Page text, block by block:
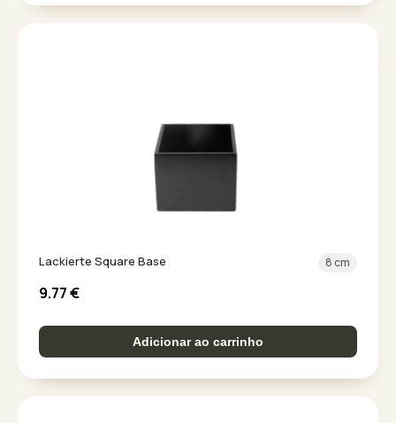
Lackierte Square Base 8 cm
9.77€
Adicionar ao carrinho